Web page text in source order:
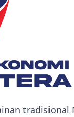
tradisional